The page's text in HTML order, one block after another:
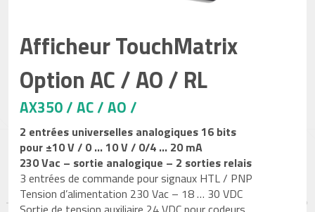
Afficheur TouchMatrix
Option AC / AO / RL
AX350 / AC / AO /
2 entrées universelles analogiques 16 bits
pour ±10 V / 0 … 10 V / 0/4 … 20 mA
230Vac – sortie analogique – 2 sorties relais
3 entrées de commande pour signaux HTL / PNP
Tension d’alimentation 230 Vac – 18 … 30 VDC